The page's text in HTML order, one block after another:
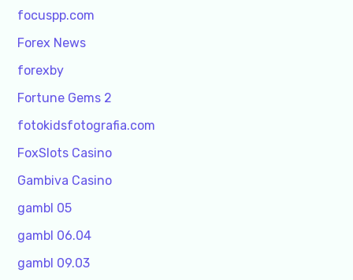
focuspp.com
Forex News
forexby
Fortune Gems 2
fotokidsfotografia.com
FoxSlots Casino
Gambiva Casino
gambl 05
gambl 06.04
gambl 09.03